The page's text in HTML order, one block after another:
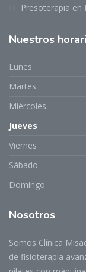
Presoterapia en
Nuestros
Lunes
Martes
Miércoles
Jueves
Viernes
Sábado
Domingo
Nosotros
Somos Clínica
de fisioterapia